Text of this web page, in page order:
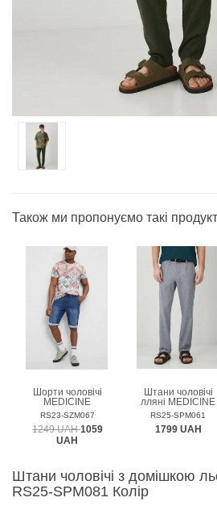
Також ми пропонуємо такі
Шорти чоловічі
MEDICINE
RS23-SZM067
1249 UAH1059
UAH
Штани чоловічі
лляні MEDICINE
RS25-SPM061
1799 UAH
Штани чоловічі з домішкою
RS25-SPM081 Колір